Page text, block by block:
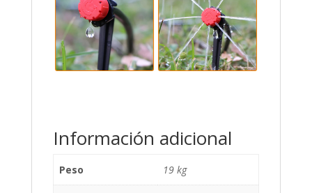
Información adicional
Peso 19 kg